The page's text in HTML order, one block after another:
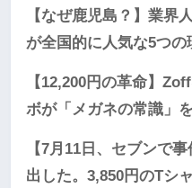
【なぜ鹿児島？】業界
が全国的に人気な5つの
【12,200円の革命】
ボが「メガネの常識」
【7月11日、セブンで
出した。3,850円のTシ